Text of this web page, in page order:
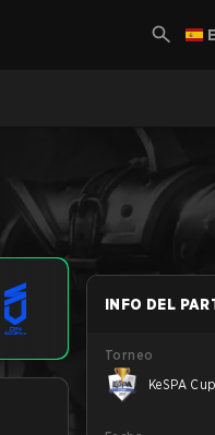
INFO DEL
Torneo
KeSPA